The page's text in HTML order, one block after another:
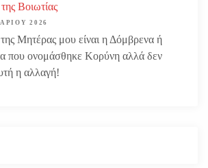
Βοιωτίας
2026
Μητέρας μου είναι η Δόμβρενα ή
που ονομάσθηκε Κορύνη αλλά δεν
η αλλαγή!